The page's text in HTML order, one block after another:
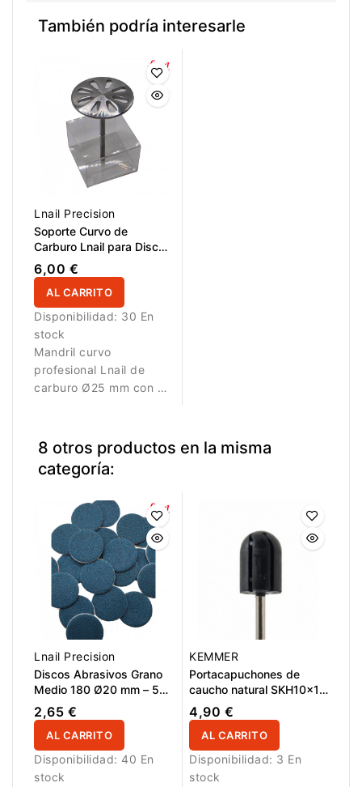
También podría interesarle
Lnail Precision
Soporte Curvo de
Carburo Lnail para Discos
8 Orificios Ø25 mm
6,00 €
AL CARRITO
Disponibilidad: 30 En
stock
Mandril curvo
profesional Lnail de
carburo Ø25 mm con 8
en manicura y pedicura.
8 otros productos en la misma
categoría:
Lnail Precision
Discos Abrasivos Grano
Medio 180 Ø20 mm – 50
uds.
2,65 €
AL CARRITO
Disponibilidad: 40 En
stock
KEMMER
Portacapuchones de
caucho natural SKH10x15
Kemmer
4,90 €
AL CARRITO
Disponibilidad: 3 En
stock